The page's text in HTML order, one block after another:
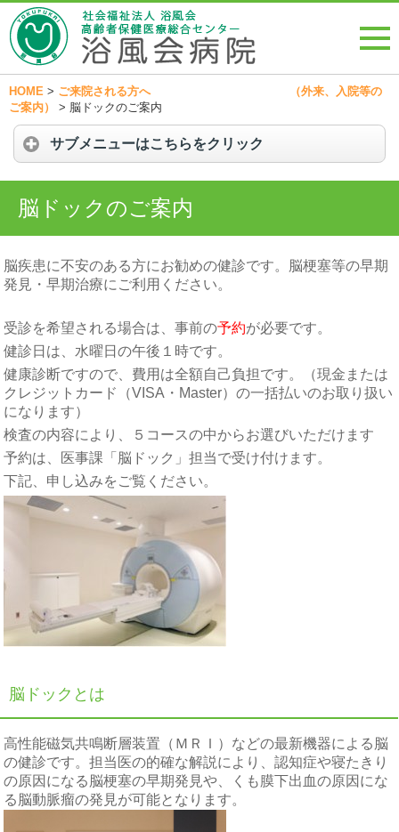
HOME > ご来院される方へ （外来、入院等の
ご案内）
> 脳ドックのご案内
サブメニューはこちらをクリック
脳ドックのご案内
脳疾患に不安のある方にお勧めの健診です。脳梗塞等の早期
発見・早期治療にご利用ください。
受診を希望される場合は、事前の予約が必要です。
健診日は、水曜日の午後１時です。
健康診断ですので、費用は全額自己負担です。（現金または
クレジットカード（VISA・Master）の一括払いのお取り扱い
になります）
検査の内容により、５コースの中からお選びいただけます
予約は、医事課「脳ドック」担当で受け付けます。
下記、申し込みをご覧ください。
脳ドックとは
高性能磁気共鳴断層装置（ＭＲＩ）などの最新機器による脳
の健診です。担当医の的確な解説により、認知症や寝たきり
の原因になる脳梗塞の早期発見や、くも膜下出血の原因にな
る脳動脈瘤の発見が可能となります。